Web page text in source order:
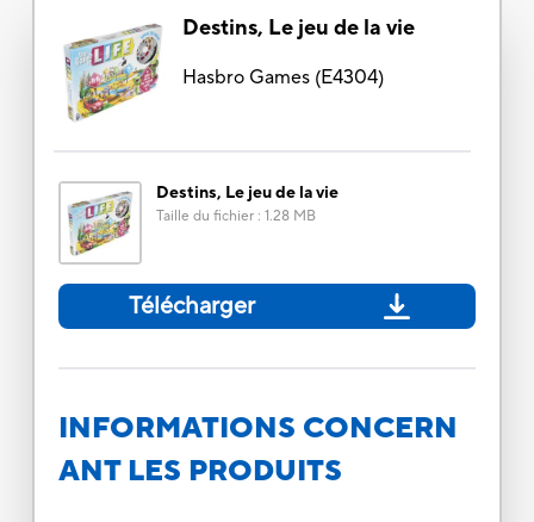
Destins, Le jeu de la vie
Hasbro Games(E4304)
Destins, Le jeu de la vie
Taille du fichier: 1.28 MB
Télécharger
INFORMATIONS CONCERN
ANT LES PRODUITS